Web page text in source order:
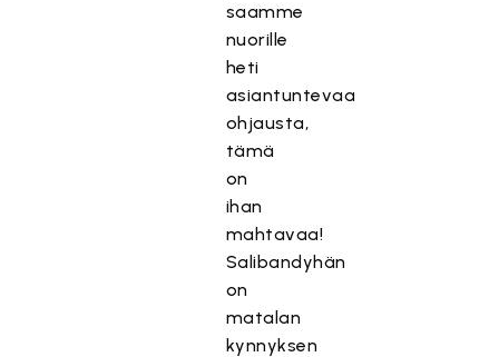
saamme
nuorille
heti
asiantuntevaa
ohjausta,
tämä
on
ihan
mahtavaa!
Salibandyhän
on
matalan
kynnyksen